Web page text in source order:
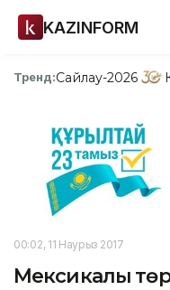
KAZINFORM
Тренд:Сайлау-2026
00:02, 11 Наурыз 2017
Мексикалық